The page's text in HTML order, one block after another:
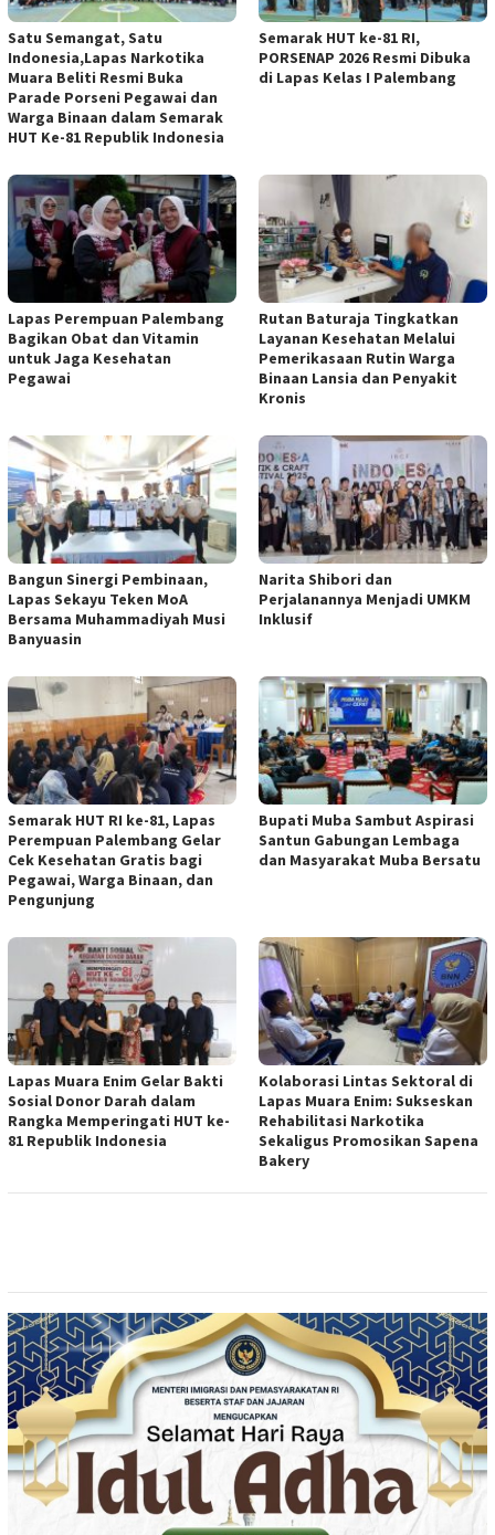
Satu Semangat, Satu
Indonesia,Lapas Narkotika
Muara Beliti Resmi Buka
Parade Porseni Pegawai dan
Warga Binaan dalam Semarak
HUT Ke-81 Republik Indonesia
Semarak HUT ke-81 RI,
PORSENAP 2026 Resmi Dibuka
di Lapas Kelas I Palembang
Lapas Perempuan Palembang
Bagikan Obat dan Vitamin
untuk Jaga Kesehatan
Pegawai
Rutan Baturaja Tingkatkan
Layanan Kesehatan Melalui
Pemerikasaan Rutin Warga
Binaan Lansia dan Penyakit
Kronis
Bangun Sinergi Pembinaan,
Lapas Sekayu Teken MoA
Bersama Muhammadiyah Musi
Banyuasin
Narita Shibori dan
Perjalanannya Menjadi UMKM
Inklusif
Semarak HUT RI ke-81, Lapas
Perempuan Palembang Gelar
Cek Kesehatan Gratis bagi
Pegawai, Warga Binaan, dan
Pengunjung
Bupati Muba Sambut Aspirasi
Santun Gabungan Lembaga
dan Masyarakat Muba Bersatu
Lapas Muara Enim Gelar Bakti
Sosial Donor Darah dalam
Rangka Memperingati HUT ke-
81 Republik Indonesia
Kolaborasi Lintas Sektoral di
Lapas Muara Enim: Sukseskan
Rehabilitasi Narkotika
Sekaligus Promosikan Sapena
Bakery